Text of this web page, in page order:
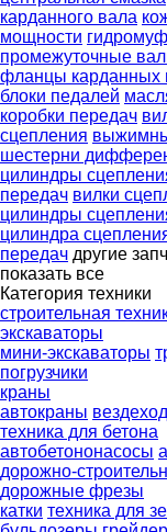
карданного вала
мощности
промежуточные
фланцы карданных
блоки педалей
коробки передач
сцепления
шестерни
цилиндры
передач вилки
цилиндры
цилиндра
передач другие
показать все
Категория техники
строительная
экскаваторы
мини-экскаваторы
погрузчики
краны
автокраны
техника для бетона
автобетононасосы
дорожно-
дорожные фрезы
катки техника для